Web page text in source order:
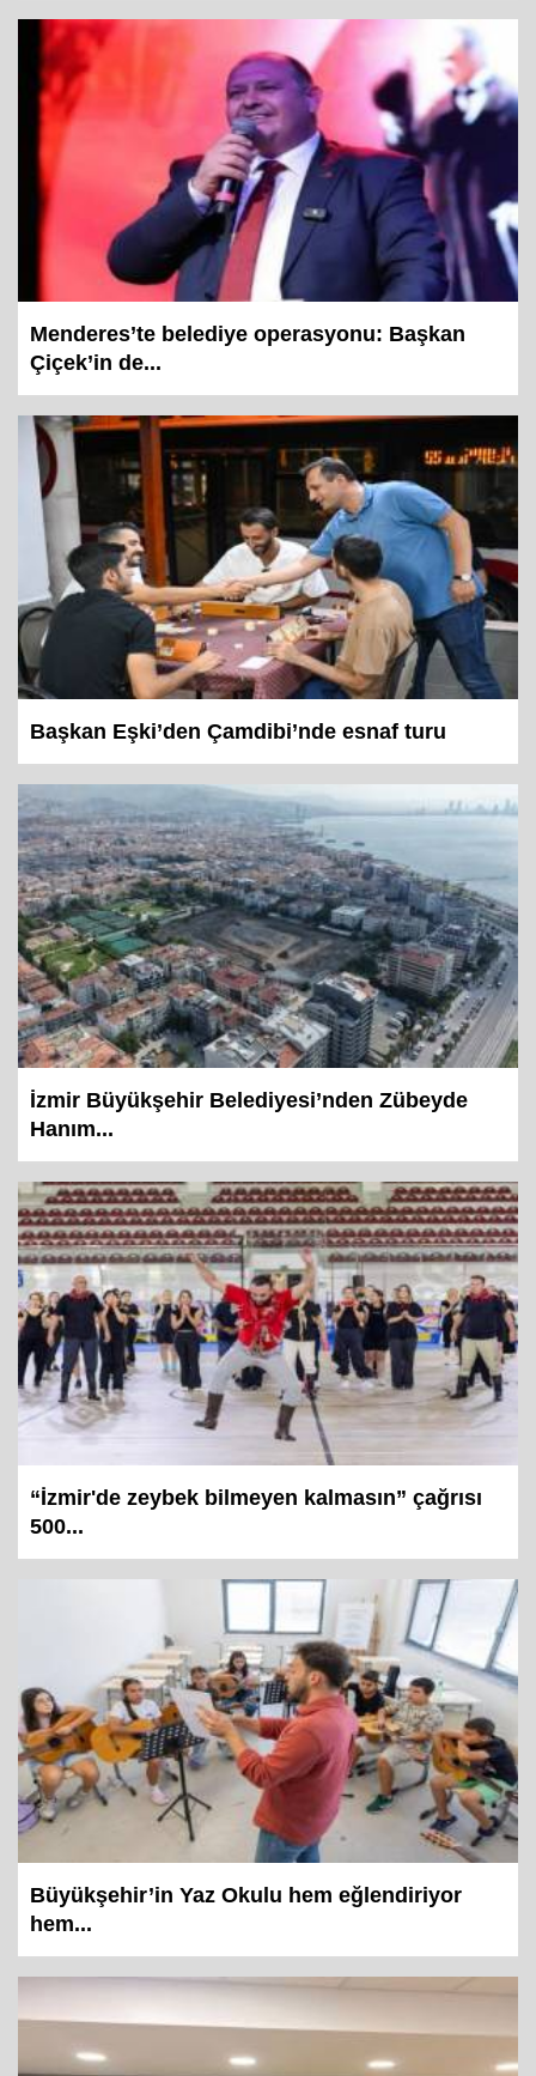
Menderes’te belediye operasyonu: Başkan
Çiçek’in de...
Başkan Eşki’den Çamdibi’nde esnaf turu
İzmir Büyükşehir Belediyesi’nden Zübeyde
Hanım...
“İzmir'de zeybek bilmeyen kalmasın” çağrısı
500...
Büyükşehir’in Yaz Okulu hem eğlendiriyor
hem...